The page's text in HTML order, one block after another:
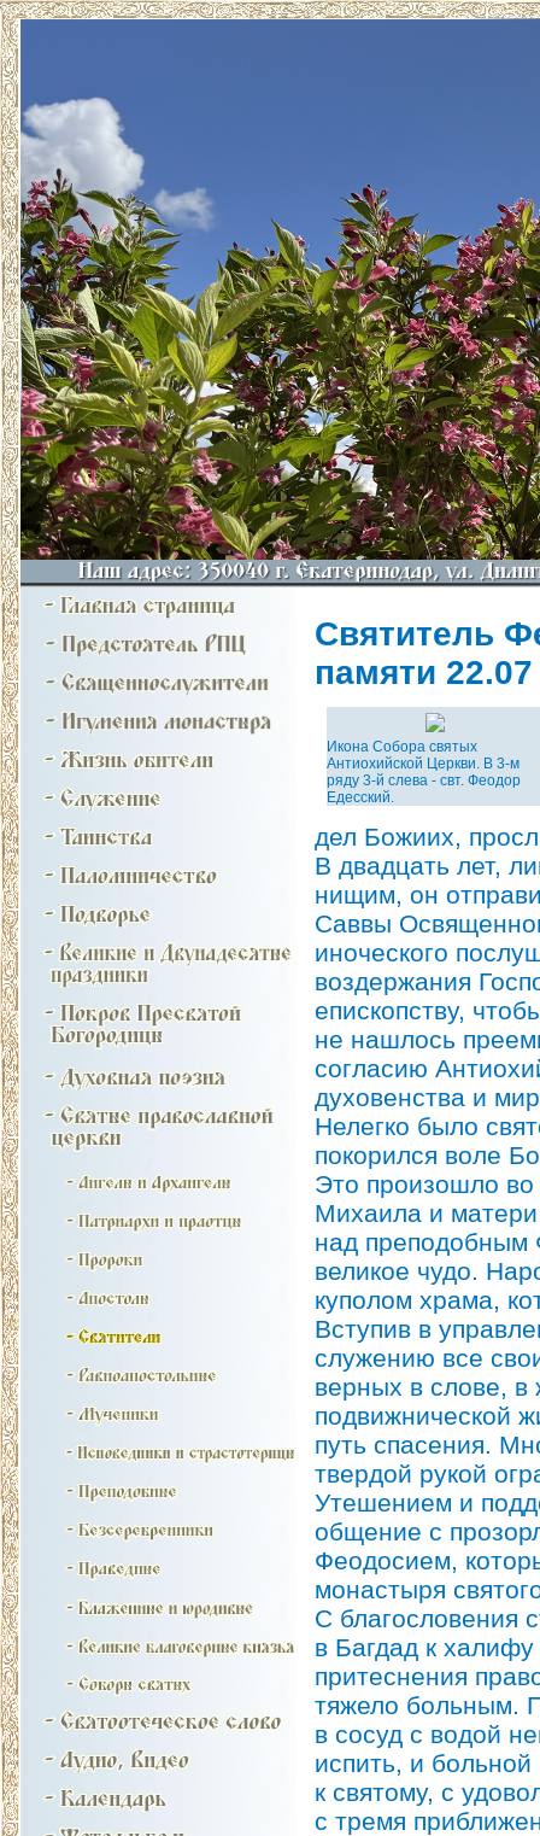
Святитель
памяти 22.07
Икона Собора святых
Антиохийской Церкви. В 3-м
ряду 3-й слева - свт. Феодор
Едесский.
дел Божиих,
В двадцать лет,
нищим, он
Саввы
иноческого
воздержания
епископству,
не нашлось
согласию
духовенства и
Нелегко было
покорился воле
Это произошло во
Михаила и
над преподобным
великое чудо.
куполом храма,
Вступив в
служению все
верных в слове,
подвижнической
путь спасения.
твердой рукой
Утешением и
общение с
Феодосием,
монастыря
С благословения
в Багдад к
притеснения
тяжело больным.
в сосуд с водой
испить, и
к святому, с
с тремя